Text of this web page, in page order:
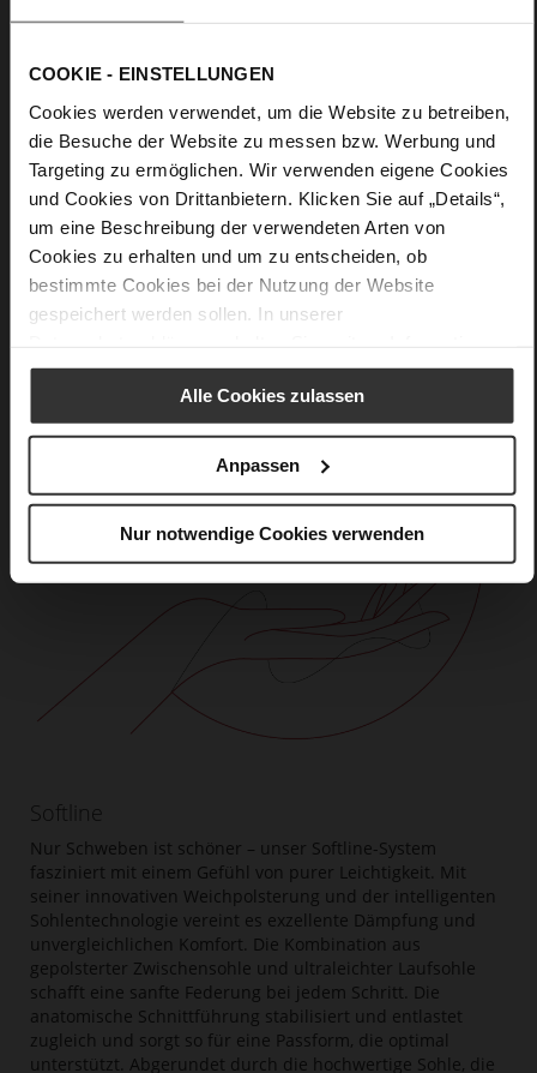
COOKIE - EINSTELLUNGEN
Cookies werden verwendet, um die Website zu betreiben,
die Besuche der Website zu messen bzw. Werbung und
Targeting zu ermöglichen. Wir verwenden eigene Cookies
und Cookies von Drittanbietern. Klicken Sie auf „Details“,
um eine Beschreibung der verwendeten Arten von
Cookies zu erhalten und um zu entscheiden, ob
bestimmte Cookies bei der Nutzung der Website
gespeichert werden sollen. In unserer
Alle Cookies zulassen
Anpassen
Nur notwendige Cookies verwenden
35
Taillierter Absatz
Rockcalf
Care
Softline
Nur Schweben ist schöner – unser Softline-System
fasziniert mit einem Gefühl von purer Leichtigkeit. Mit
seiner innovativen Weichpolsterung und der intelligenten
Sohlentechnologie vereint es exzellente Dämpfung und
unvergleichlichen Komfort. Die Kombination aus
gepolsterter Zwischensohle und ultraleichter Laufsohle
schafft eine sanfte Federung bei jedem Schritt. Die
anatomische Schnittführung stabilisiert und entlastet
zugleich und sorgt so für eine Passform, die optimal
unterstützt. Abgerundet durch die hochwertige Sohle, die